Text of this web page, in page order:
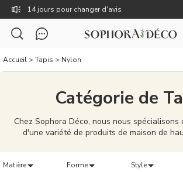
14 jours pour changer d'avis
Livraison gratuite dès 59€
Rejoignez Sophora Déco pour des coupons
Accueil > Tapis > Nylon
Catégorie de
Chez Sophora Déco, nous nous
d'une variété de produits de maison de
notre gamme de produits est conçue pour
Matière Forme Style